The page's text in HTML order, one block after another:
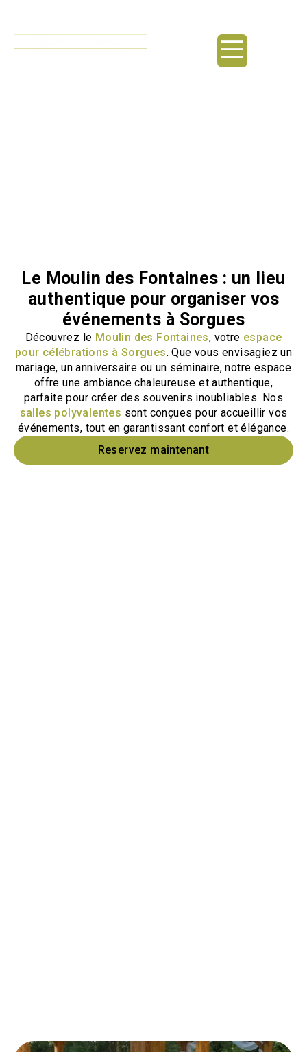
Le Moulin des Fontaines : un lieu
authentique pour organiser vos
événements à Sorgues
Découvrez le Moulin des Fontaines, votre espace
pour célébrations à Sorgues. Que vous envisagiez un
mariage, un anniversaire ou un séminaire, notre espace
offre une ambiance chaleureuse et authentique,
parfaite pour créer des souvenirs inoubliables. Nos
salles polyvalentes sont conçues pour accueillir vos
événements, tout en garantissant confort et élégance.
Reservez maintenant